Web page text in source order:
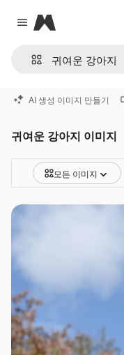
Close menu
Magnific
AI 생성 이미지 만들기
귀여운 강아지 이미지
모든 이미지